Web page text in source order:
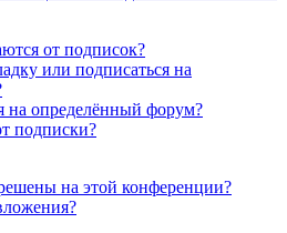
от подписок?
или подписаться на
на определённый форум?
подписки?
на этой конференции?